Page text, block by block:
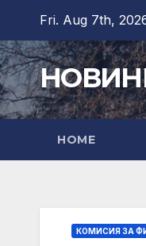
content
Fri. Aug 7th,
HOME
КОМИСИЯ ЗА